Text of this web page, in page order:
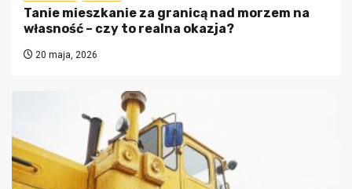
Tanie mieszkanie za granicą nad morzem na
własność – czy to realna okazja?
20 maja, 2026